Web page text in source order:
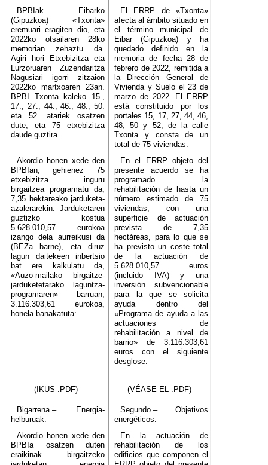
BPBIak Eibarko
(Gipuzkoa) «Txonta»
eremuari eragiten dio, eta
2022ko otsailaren 28ko
memorian zehaztu da.
Agiri hori Etxebizitza eta
Lurzoruaren Zuzendaritza
Nagusiari igorri zitzaion
2022ko martxoaren 23an.
BPBI Txonta kaleko 15.,
17., 27., 44., 46., 48., 50.
eta 52. atariek osatzen
dute, eta 75 etxebizitza
daude guztira.
El ERRP de «Txonta»
afecta al ámbito situado en
el término municipal de
Eibar (Gipuzkoa) y ha
quedado definido en la
memoria de fecha 28 de
febrero de 2022, remitida a
la Dirección General de
Vivienda y Suelo el 23 de
marzo de 2022. El ERRP
está constituido por los
portales 15, 17, 27, 44, 46,
48, 50 y 52, de la calle
Txonta y consta de un
total de 75 viviendas.
Akordio honen xede den
BPBIan, gehienez 75
etxebizitza inguru
birgaitzea programatu da,
7,35 hektareako jarduketa-
azalerarekin. Jarduketaren
guztizko kostua
5.628.010,57 eurokoa
izango dela aurreikusi da
(BEZa barne), eta diruz
lagun daitekeen inbertsio
bat ere kalkulatu da,
«Auzo-mailako birgaitze-
jarduketetarako laguntza-
programaren» barruan,
3.116.303,61 eurokoa,
honela banakatuta:
En el ERRP objeto del
presente acuerdo se ha
programado la
rehabilitación de hasta un
número estimado de 75
viviendas, con una
superficie de actuación
prevista de 7,35
hectáreas, para lo que se
ha previsto un coste total
de la actuación de
5.628.010,57 euros
(incluido IVA) y una
inversión subvencionable
para la que se solicita
ayuda dentro del
«Programa de ayuda a las
actuaciones de
rehabilitación a nivel de
barrio» de 3.116.303,61
euros con el siguiente
desglose:
(IKUS .PDF) (VÉASE EL .PDF)
Bigarrena.– Energia-
helburuak.
Segundo.– Objetivos
energéticos.
Akordio honen xede den
BPBIa osatzen duten
eraikinak birgaitzeko
En la actuación de
rehabilitación de los
edificios que componen el